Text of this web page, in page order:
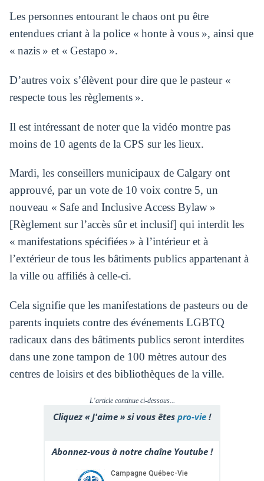
Les personnes entourant le chaos ont pu être
entendues criant à la police « honte à vous », ainsi que
« nazis » et « Gestapo ».
D’autres voix s’élèvent pour dire que le pasteur «
respecte tous les règlements ».
Il est intéressant de noter que la vidéo montre pas
moins de 10 agents de la CPS sur les lieux.
Mardi, les conseillers municipaux de Calgary ont
approuvé, par un vote de 10 voix contre 5, un
nouveau « Safe and Inclusive Access Bylaw »
[Règlement sur l’accès sûr et inclusif] qui interdit les
« manifestations spécifiées » à l’intérieur et à
l’extérieur de tous les bâtiments publics appartenant à
la ville ou affiliés à celle-ci.
Cela signifie que les manifestations de pasteurs ou de
parents inquiets contre des événements LGBTQ
radicaux dans des bâtiments publics seront interdites
dans une zone tampon de 100 mètres autour des
centres de loisirs et des bibliothèques de la ville.
L'article continue ci-dessous...
Cliquez « J'aime » si vous êtes pro-vie !
Abonnez-vous à notre chaîne Youtube !